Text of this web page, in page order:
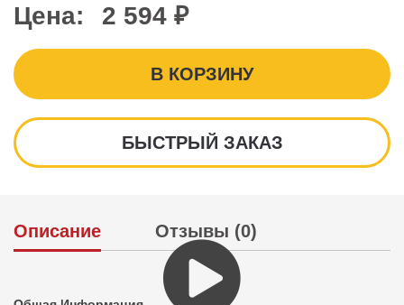
Цена: 2 594 ₽
В КОРЗИНУ
БЫСТРЫЙ ЗАКАЗ
Описание Отзывы (0)